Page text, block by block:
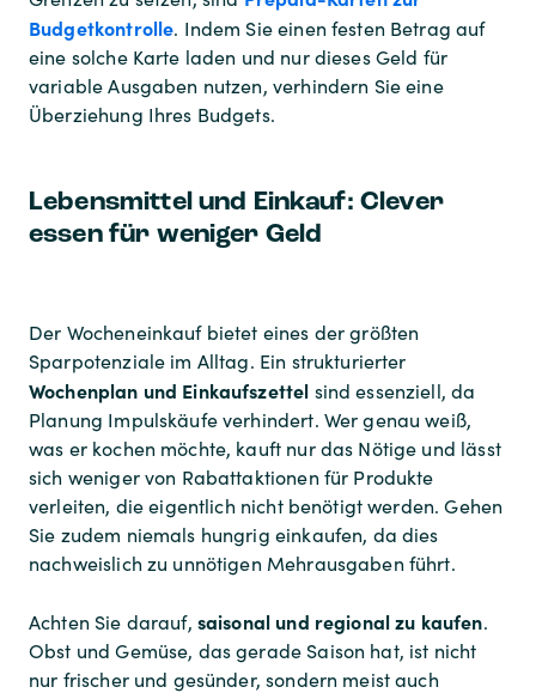
Budgetkontrolle. Indem Sie einen festen Betrag auf
eine solche Karte laden und nur dieses Geld für
variable Ausgaben nutzen, verhindern Sie eine
Überziehung Ihres Budgets.
Lebensmittel und Einkauf: Clever
essen für weniger Geld
Der Wocheneinkauf bietet eines der größten
Sparpotenziale im Alltag. Ein strukturierter
Wochenplan und Einkaufszettel sind essenziell, da
Planung Impulskäufe verhindert. Wer genau weiß,
was er kochen möchte, kauft nur das Nötige und lässt
sich weniger von Rabattaktionen für Produkte
verleiten, die eigentlich nicht benötigt werden. Gehen
Sie zudem niemals hungrig einkaufen, da dies
nachweislich zu unnötigen Mehrausgaben führt.
Achten Sie darauf, saisonal und regional zu kaufen.
Obst und Gemüse, das gerade Saison hat, ist nicht
nur frischer und gesünder, sondern meist auch